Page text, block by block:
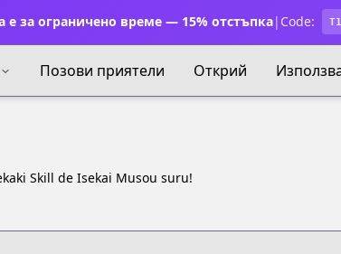
е за ограничено време — 15% отстъпка| Code:
Позови приятели Открий
Skill de Isekai Musou suru!